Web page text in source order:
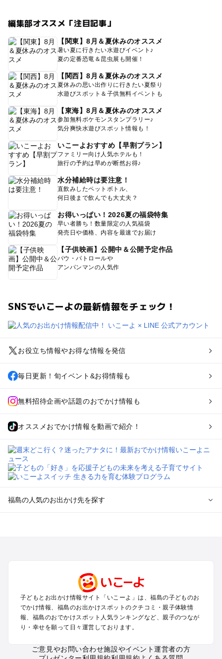
編集部オススメ「注目記事」
【関東】8月＆夏休みのオススメ
暑い夏に行きたい水遊びイベント♪
夏の定番恐竜＆昆虫展も開催！
【関西】8月＆夏休みのオススメ
夏休みの思い出作りに行きたい夏祭り
水遊びスポット＆子供無料イベントも
【東海】8月＆夏休みのオススメ
参加無料ポケモンスタンプラリー♪
気分爽快水遊びスポット情報も！
いこーよおすすめ【早割プラン】
ファミリー向け人気ホテルも！
旅行の予約は早めが断然お得♪
水分補給時は要注意！
直飲みしたペットボトル、
何日後まで飲んでも大丈夫？
お得いっぱい！2026夏の福袋特集
早い者勝ち！数量限定の人気福袋
発売日や価格、内容を最速でお届け
【子供映画】公開中＆公開予定作品
パウ・パトロールや
アンパンマンの人気作
SNSでいこーよの最新情報をチェック！
お役立ち情報やお得な情報を発信
毎日更新！旬イベント&お得情報も
無料招待企画や話題のおでかけ情報も
オススメおでかけ情報を動画で紹介！
福島の人気のお出かけ先を探す
いわき・双葉のプールお出かけ
猪苗代・表磐梯のプールお出かけ
白河・天栄・鏡石のプールお出かけ
裏磐梯・磐梯高原のプールお出かけ
相馬・南相馬のプールお出かけ
福島の定番お出かけスポット
子どもとお出かけ情報サイト「いこーよ」は、福島の子どものお
でかけ情報、福島のお出かけスポットのクチコミ・親子体験情
報、福島のおでかけスポット人気ランキングなど、親子のつなが
り・幸せを願って日々運営しております。
ご意見やお問い合わせ施設やイベント運営者の方